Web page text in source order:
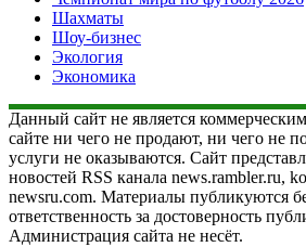
Шахматы
Шоу-бизнес
Экология
Экономика
Данный сайт не является
сайте ни чего не продают, ни чего не
услуги не оказываются. Сайт
новостей RSS канала news.rambler.ru,
newsru.com. Материалы публикуются
ответственность за достоверность
Администрация сайта не несёт.